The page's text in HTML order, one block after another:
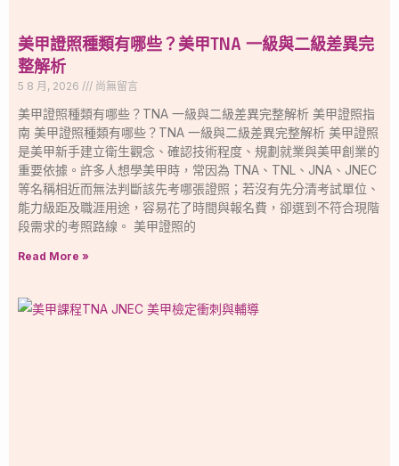
美甲證照種類有哪些？美甲TNA 一級與二級差異完
整解析
5 8 月, 2026 尚無留言
美甲證照種類有哪些？TNA 一級與二級差異完整解析 美甲證照指
南 美甲證照種類有哪些？TNA 一級與二級差異完整解析 美甲證照
是美甲新手建立衛生觀念、確認技術程度、規劃就業與美甲創業的
重要依據。許多人想學美甲時，常因為 TNA、TNL、JNA、JNEC
等名稱相近而無法判斷該先考哪張證照；若沒有先分清考試單位、
能力級距及職涯用途，容易花了時間與報名費，卻選到不符合現階
段需求的考照路線。 美甲證照的
Read More »